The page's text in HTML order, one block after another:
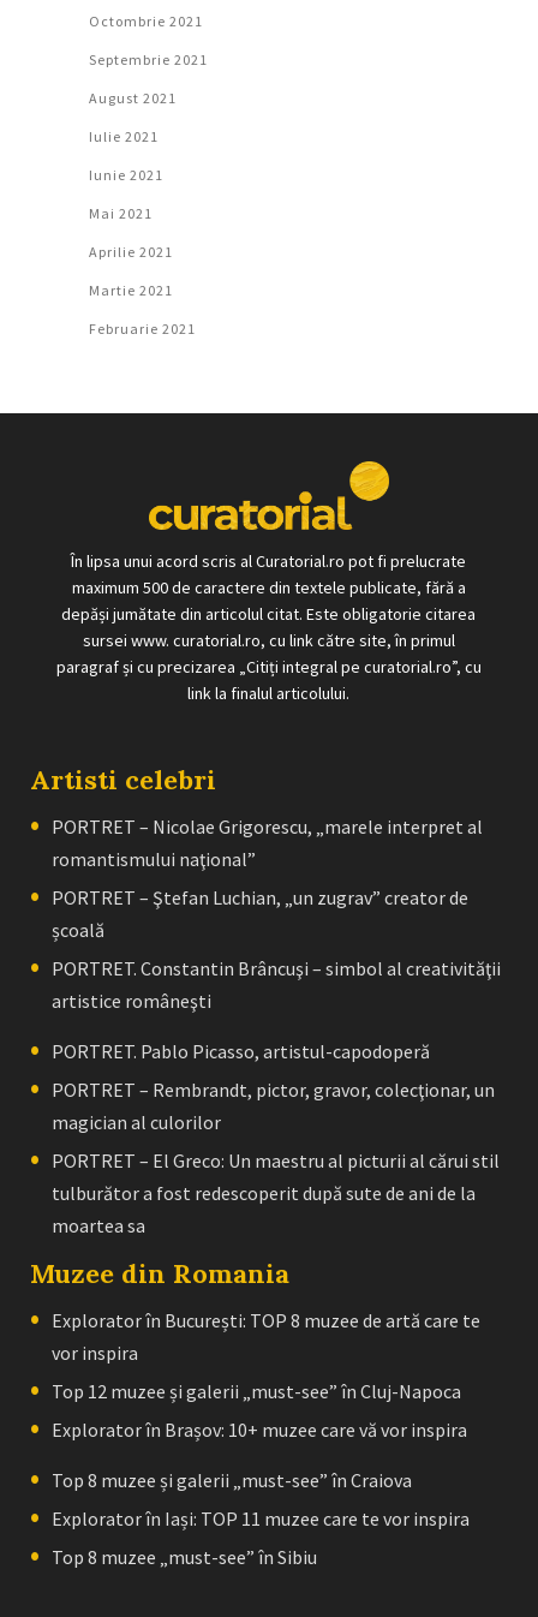
Octombrie 2021
Septembrie 2021
August 2021
Iulie 2021
Iunie 2021
Mai 2021
Aprilie 2021
Martie 2021
Februarie 2021
În lipsa unui acord scris al Curatorial.ro pot fi prelucrate
maximum 500 de caractere din textele publicate, fără a
depăși jumătate din articolul citat. Este obligatorie citarea
sursei www. curatorial.ro, cu link către site, în primul
paragraf și cu precizarea „Citiți integral pe curatorial.ro”, cu
link la finalul articolului.
Artisti celebri
PORTRET – Nicolae Grigorescu, „marele interpret al
romantismului naţional”
PORTRET – Ştefan Luchian, „un zugrav” creator de
școală
PORTRET. Constantin Brâncuşi – simbol al creativităţii
artistice româneşti
PORTRET. Pablo Picasso, artistul-capodoperă
PORTRET – Rembrandt, pictor, gravor, colecţionar, un
magician al culorilor
PORTRET – El Greco: Un maestru al picturii al cărui stil
tulburător a fost redescoperit după sute de ani de la
moartea sa
Muzee din Romania
Explorator în București: TOP 8 muzee de artă care te
vor inspira
Top 12 muzee și galerii „must-see” în Cluj-Napoca
Explorator în Brașov: 10+ muzee care vă vor inspira
Top 8 muzee și galerii „must-see” în Craiova
Explorator în Iași: TOP 11 muzee care te vor inspira
Top 8 muzee „must-see” în Sibiu